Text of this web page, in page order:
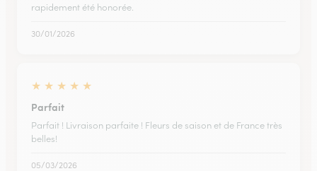
rapidement été honorée.
30/01/2026
★ ★ ★ ★ ★
Parfait
Parfait ! Livraison parfaite ! Fleurs de saison et de France très
belles!
05/03/2026